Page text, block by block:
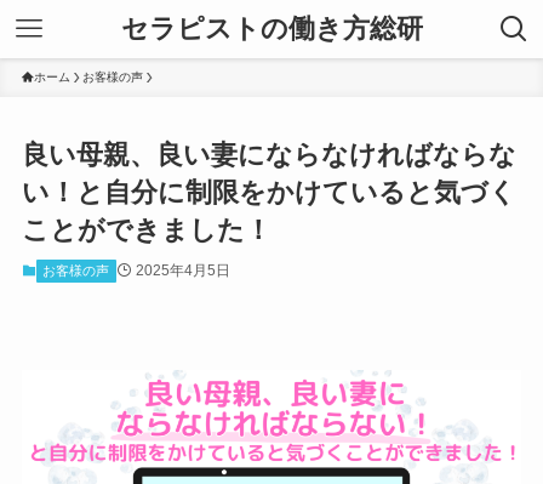
セラピストの働き方総研
ホーム お客様の声
良い母親、良い妻にならなければならな
い！と自分に制限をかけていると気づく
ことができました！
お客様の声 2025年4月5日